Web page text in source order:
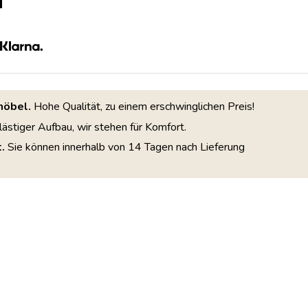
Hohe Qualität, zu einem erschwinglichen Preis!
Aufbau, wir stehen für Komfort.
Sie können innerhalb von 14 Tagen nach Lieferung